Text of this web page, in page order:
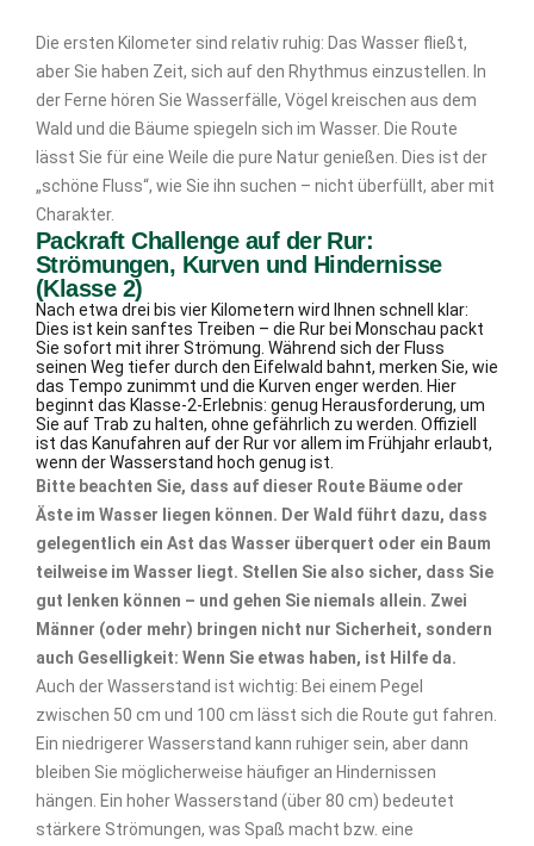
Die ersten Kilometer sind relativ ruhig: Das Wasser fließt,
aber Sie haben Zeit, sich auf den Rhythmus einzustellen. In
der Ferne hören Sie Wasserfälle, Vögel kreischen aus dem
Wald und die Bäume spiegeln sich im Wasser. Die Route
lässt Sie für eine Weile die pure Natur genießen. Dies ist der
„schöne Fluss“, wie Sie ihn suchen – nicht überfüllt, aber mit
Charakter.
Packraft Challenge auf der Rur:
Strömungen, Kurven und Hindernisse
(Klasse 2)
Nach etwa drei bis vier Kilometern wird Ihnen schnell klar:
Dies ist kein sanftes Treiben – die Rur bei Monschau packt
Sie sofort mit ihrer Strömung. Während sich der Fluss
seinen Weg tiefer durch den Eifelwald bahnt, merken Sie, wie
das Tempo zunimmt und die Kurven enger werden. Hier
beginnt das Klasse-2-Erlebnis: genug Herausforderung, um
Sie auf Trab zu halten, ohne gefährlich zu werden. Offiziell
ist das Kanufahren auf der Rur vor allem im Frühjahr erlaubt,
wenn der Wasserstand hoch genug ist.
Bitte beachten Sie, dass auf dieser Route Bäume oder
Äste im Wasser liegen können. Der Wald führt dazu, dass
gelegentlich ein Ast das Wasser überquert oder ein Baum
teilweise im Wasser liegt. Stellen Sie also sicher, dass Sie
gut lenken können – und gehen Sie niemals allein. Zwei
Männer (oder mehr) bringen nicht nur Sicherheit, sondern
auch Geselligkeit: Wenn Sie etwas haben, ist Hilfe da.
Auch der Wasserstand ist wichtig: Bei einem Pegel
zwischen 50 cm und 100 cm lässt sich die Route gut fahren.
Ein niedrigerer Wasserstand kann ruhiger sein, aber dann
bleiben Sie möglicherweise häufiger an Hindernissen
hängen. Ein hoher Wasserstand (über 80 cm) bedeutet
stärkere Strömungen, was Spaß macht bzw. eine